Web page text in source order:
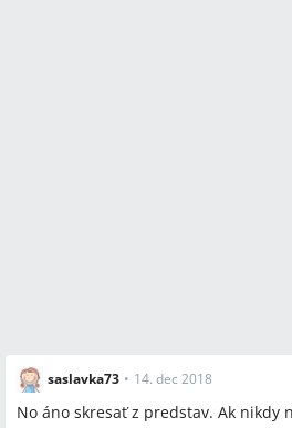
saslavka73 • 14. dec 2018
No áno skresať z predstav. Ak nikdy